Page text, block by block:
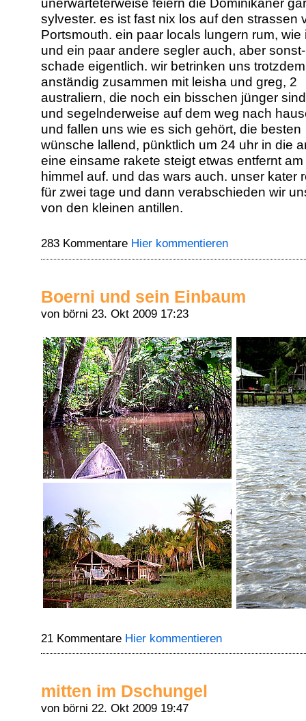
unerwarteterweise feiern die Dominikaner
sylvester. es ist fast nix los auf den strassen
Portsmouth. ein paar locals lungern rum, wie
und ein paar andere segler auch, aber
schade eigentlich. wir betrinken uns
anständig zusammen mit leisha und greg, 2
australiern, die noch ein bisschen jünger
und segelnderweise auf dem weg nach
und fallen uns wie es sich gehört, die besten
wünsche lallend, pünktlich um 24 uhr in die
eine einsame rakete steigt etwas entfernt am
himmel auf. und das wars auch. unser kater
für zwei tage und dann verabschieden wir
von den kleinen antillen.
283 Kommentare Hier kommentieren
Boerni und sein Einbaum
von börni 23. Okt 2009 17:23
21 Kommentare Hier kommentieren
mitten im Dschungel
von börni 22. Okt 2009 19:47